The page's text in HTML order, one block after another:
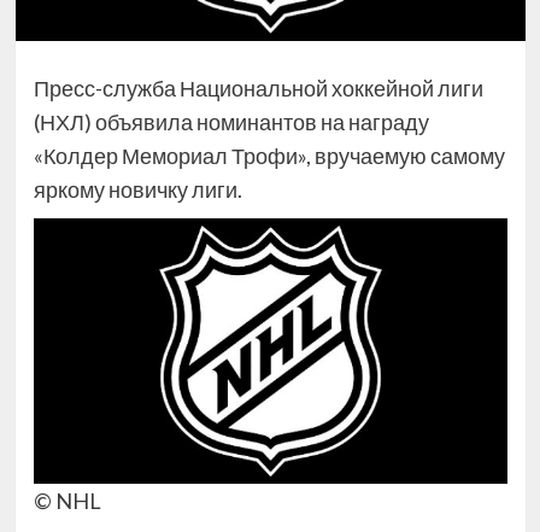
Пресс-служба Национальной хоккейной лиги
(НХЛ) объявила номинантов на награду
«Колдер Мемориал Трофи», вручаемую самому
яркому новичку лиги.
© NHL